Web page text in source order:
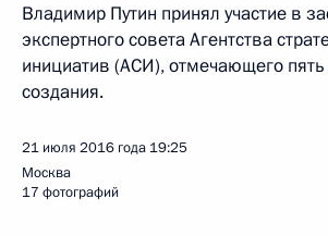
Владимир Путин принял участие в
экспертного совета Агентства
инициатив (АСИ), отмечающего пять
создания.
21 июля 2016 года 19:25
Москва
17 фотографий